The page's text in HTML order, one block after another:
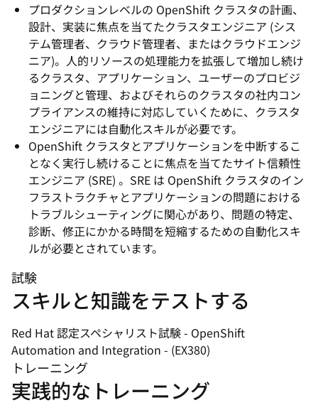
プロダクションレベルの OpenShift クラスタの計画、
設計、実装に焦点を当てたクラスタエンジニア (シス
テム管理者、クラウド管理者、またはクラウドエンジ
ニア)。人的リソースの処理能力を拡張して増加し続け
るクラスタ、アプリケーション、ユーザーのプロビジ
ョニングと管理、およびそれらのクラスタの社内コン
プライアンスの維持に対応していくために、クラスタ
エンジニアには自動化スキルが必要です。
OpenShift クラスタとアプリケーションを中断するこ
となく実行し続けることに焦点を当てたサイト信頼性
エンジニア (SRE) 。SRE は OpenShift クラスタのイン
フラストラクチャとアプリケーションの問題における
トラブルシューティングに関心があり、問題の特定、
診断、修正にかかる時間を短縮するための自動化スキ
ルが必要とされています。
試験
スキルと知識をテストする
Red Hat 認定スペシャリスト試験 - OpenShift
Automation and Integration - (EX380)
トレーニング
実践的なトレーニング